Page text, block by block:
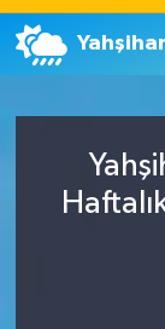
Hava
Namaz
Süper Lig